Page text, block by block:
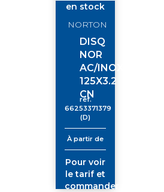
en stock
NORTON
DISQ
NOR
AC/INOX
125X3.2
CN
réf.
66253371379
(D)
À partir de
Pour voir
le tarif et
commander